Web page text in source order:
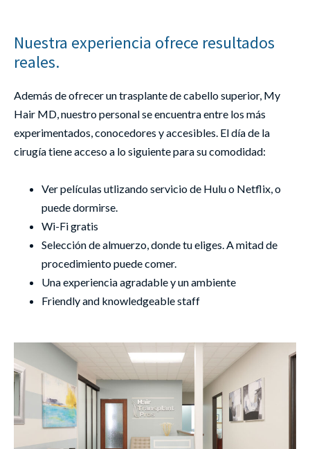
Nuestra experiencia ofrece resultados
reales.
Además de ofrecer un trasplante de cabello superior, My
Hair MD, nuestro personal se encuentra entre los más
experimentados, conocedores y accesibles. El día de la
cirugía tiene acceso a lo siguiente para su comodidad:
Ver películas utlizando servicio de Hulu o Netflix, o
puede dormirse.
Wi-Fi gratis
Selección de almuerzo, donde tu eliges. A mitad de
procedimiento puede comer.
Una experiencia agradable y un ambiente
Friendly and knowledgeable staff